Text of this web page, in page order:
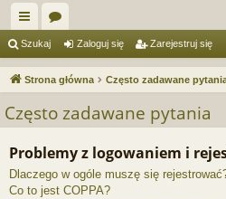
ię
ce
…
or
a
Szukaj Zaloguj się Zarejestruj się
Strona główna Często zadawane
Często zadawane pytania
Problemy z logowaniem i
Dlaczego w ogóle muszę się
Co to jest COPPA?